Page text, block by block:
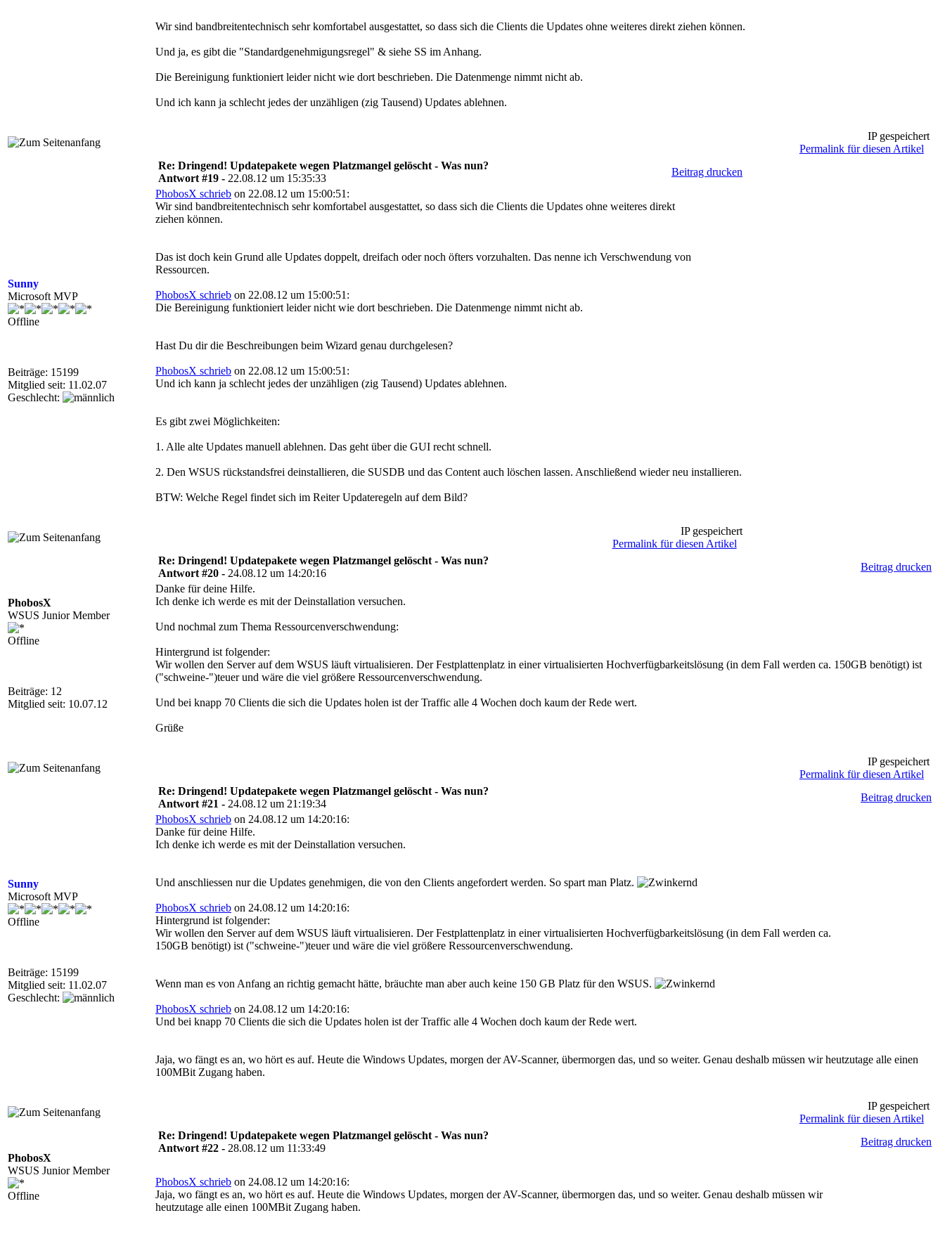
Wir sind bandbreitentechnisch sehr komfortabel ausgestattet, so dass sich die Clients die Updates ohne weiteres direkt ziehen können.
Und ja, es gibt die "Standardgenehmigungsregel" & siehe SS im Anhang.
Die Bereinigung funktioniert leider nicht wie dort beschrieben. Die Datenmenge nimmt nicht ab.
Und ich kann ja schlecht jedes der unzähligen (zig Tausend) Updates ablehnen.
IP gespeichert
Permalink für diesen Artikel
Sunny
Microsoft MVP
Offline
Beiträge: 15199
Mitglied seit: 11.02.07
Geschlecht:
Re: Dringend! Updatepakete wegen Platzmangel gelöscht - Was nun?
Antwort #19 - 22.08.12 um 15:35:33
Beitrag drucken
PhobosX schrieb on 22.08.12 um 15:00:51:
Wir sind bandbreitentechnisch sehr komfortabel ausgestattet, so dass sich die Clients die Updates ohne weiteres direkt
ziehen können.
Das ist doch kein Grund alle Updates doppelt, dreifach oder noch öfters vorzuhalten. Das nenne ich Verschwendung von
Ressourcen.
PhobosX schrieb on 22.08.12 um 15:00:51:
Die Bereinigung funktioniert leider nicht wie dort beschrieben. Die Datenmenge nimmt nicht ab.
Hast Du dir die Beschreibungen beim Wizard genau durchgelesen?
PhobosX schrieb on 22.08.12 um 15:00:51:
Und ich kann ja schlecht jedes der unzähligen (zig Tausend) Updates ablehnen.
Es gibt zwei Möglichkeiten:
1. Alle alte Updates manuell ablehnen. Das geht über die GUI recht schnell.
2. Den WSUS rückstandsfrei deinstallieren, die SUSDB und das Content auch löschen lassen. Anschließend wieder neu installieren.
BTW: Welche Regel findet sich im Reiter Updateregeln auf dem Bild?
IP gespeichert
Permalink für diesen Artikel
PhobosX
WSUS Junior Member
Offline
Beiträge: 12
Mitglied seit: 10.07.12
Re: Dringend! Updatepakete wegen Platzmangel gelöscht - Was nun?
Antwort #20 - 24.08.12 um 14:20:16
Beitrag drucken
Danke für deine Hilfe.
Ich denke ich werde es mit der Deinstallation versuchen.
Und nochmal zum Thema Ressourcenverschwendung:
Hintergrund ist folgender:
Wir wollen den Server auf dem WSUS läuft virtualisieren. Der Festplattenplatz in einer virtualisierten Hochverfügbarkeitslösung (in dem Fall werden ca. 150GB benötigt) ist
("schweine-")teuer und wäre die viel größere Ressourcenverschwendung.
Und bei knapp 70 Clients die sich die Updates holen ist der Traffic alle 4 Wochen doch kaum der Rede wert.
Grüße
IP gespeichert
Permalink für diesen Artikel
Sunny
Microsoft MVP
Offline
Beiträge: 15199
Mitglied seit: 11.02.07
Geschlecht:
Re: Dringend! Updatepakete wegen Platzmangel gelöscht - Was nun?
Antwort #21 - 24.08.12 um 21:19:34
Beitrag drucken
PhobosX schrieb on 24.08.12 um 14:20:16:
Danke für deine Hilfe.
Ich denke ich werde es mit der Deinstallation versuchen.
Und anschliessen nur die Updates genehmigen, die von den Clients angefordert werden. So spart man Platz.
PhobosX schrieb on 24.08.12 um 14:20:16:
Hintergrund ist folgender:
Wir wollen den Server auf dem WSUS läuft virtualisieren. Der Festplattenplatz in einer virtualisierten Hochverfügbarkeitslösung (in dem Fall werden ca.
150GB benötigt) ist ("schweine-")teuer und wäre die viel größere Ressourcenverschwendung.
Wenn man es von Anfang an richtig gemacht hätte, bräuchte man aber auch keine 150 GB Platz für den WSUS.
PhobosX schrieb on 24.08.12 um 14:20:16:
Und bei knapp 70 Clients die sich die Updates holen ist der Traffic alle 4 Wochen doch kaum der Rede wert.
Jaja, wo fängt es an, wo hört es auf. Heute die Windows Updates, morgen der AV-Scanner, übermorgen das, und so weiter. Genau deshalb müssen wir heutzutage alle einen
100MBit Zugang haben.
IP gespeichert
Permalink für diesen Artikel
PhobosX
WSUS Junior Member
Offline
Re: Dringend! Updatepakete wegen Platzmangel gelöscht - Was nun?
Antwort #22 - 28.08.12 um 11:33:49
Beitrag drucken
PhobosX schrieb on 24.08.12 um 14:20:16:
Jaja, wo fängt es an, wo hört es auf. Heute die Windows Updates, morgen der AV-Scanner, übermorgen das, und so weiter. Genau deshalb müssen wir
heutzutage alle einen 100MBit Zugang haben.